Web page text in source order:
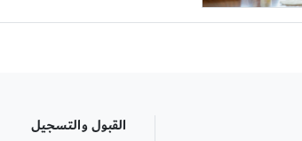
القبول والتسجيل